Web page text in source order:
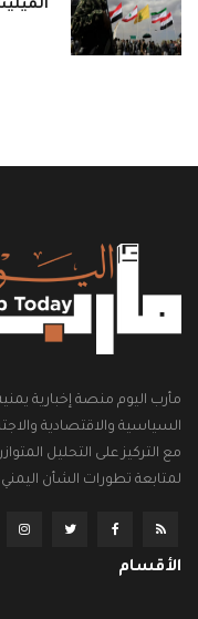
مأرب اليوم منصة إخبارية
السياسية والاقتصادية
مع التركيز على التحليل
لمتابعة تطورات الشأن اليمني
الأقسام